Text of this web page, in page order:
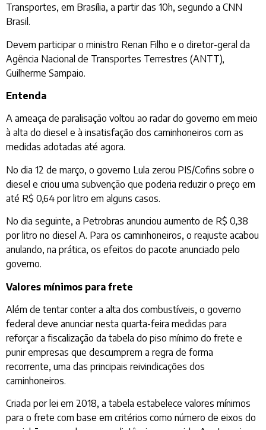
Transportes, em Brasília, a partir das 10h, segundo a CNN
Brasil.
Devem participar o ministro Renan Filho e o diretor-geral da
Agência Nacional de Transportes Terrestres (ANTT),
Guilherme Sampaio.
Entenda
A ameaça de paralisação voltou ao radar do governo em meio
à alta do diesel e à insatisfação dos caminhoneiros com as
medidas adotadas até agora.
No dia 12 de março, o governo Lula zerou PIS/Cofins sobre o
diesel e criou uma subvenção que poderia reduzir o preço em
até R$ 0,64 por litro em alguns casos.
No dia seguinte, a Petrobras anunciou aumento de R$ 0,38
por litro no diesel A. Para os caminhoneiros, o reajuste acabou
anulando, na prática, os efeitos do pacote anunciado pelo
governo.
Valores mínimos para frete
Além de tentar conter a alta dos combustíveis, o governo
federal deve anunciar nesta quarta-feira medidas para
reforçar a fiscalização da tabela do piso mínimo do frete e
punir empresas que descumprem a regra de forma
recorrente, uma das principais reivindicações dos
caminhoneiros.
Criada por lei em 2018, a tabela estabelece valores mínimos
para o frete com base em critérios como número de eixos do